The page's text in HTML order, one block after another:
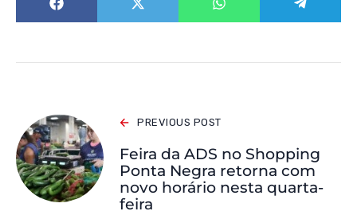
PREVIOUS POST
Feira da ADS no Shopping
Ponta Negra retorna com
novo horário nesta quarta-
feira